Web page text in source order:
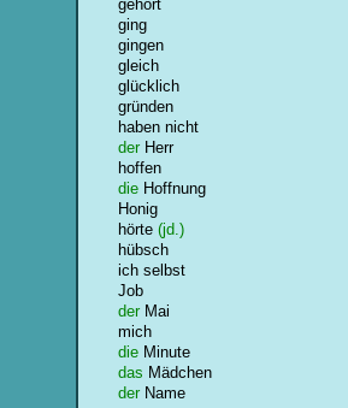
gehört
ging
gingen
gleich
glücklich
gründen
haben nicht
der Herr
hoffen
die Hoffnung
Honig
hörte (jd.)
hübsch
ich selbst
Job
der Mai
mich
die Minute
das Mädchen
der Name